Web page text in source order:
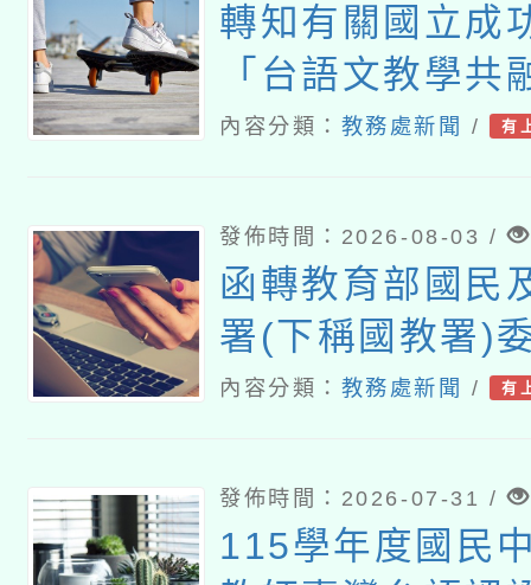
轉知有關國立成
「台語文教學共
暨教學示範徵件
內容分類： 教務處新聞 / 有
發佈時間：2026-08-03 /
函轉教育部國民
署(下稱國教署)
灣師範大學辦理
畫』海外翱翔組
康學一下』澳洲
內容分類： 教務處新聞 / 有
發佈時間：2026-07-31 /
115學年度國民